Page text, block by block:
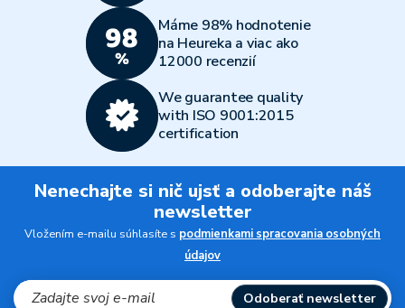
Máme 98% hodnotenie
na Heureka a viac ako
12000 recenzií
We guarantee quality
with ISO 9001:2015
certification
Nenechajte si nič ujsť a odoberajte náš
newsletter
Vložením e-mailu súhlasíte s podmienkami spracovania osobných
údajov
Odoberať newsletter